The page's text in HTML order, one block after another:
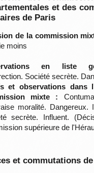
et des
de Paris
de la commission
moins
en liste
Société secrète.
et observations dans
mixte :
moralité. Dangereux.
secrète. Influent.
supérieure de
et commutations